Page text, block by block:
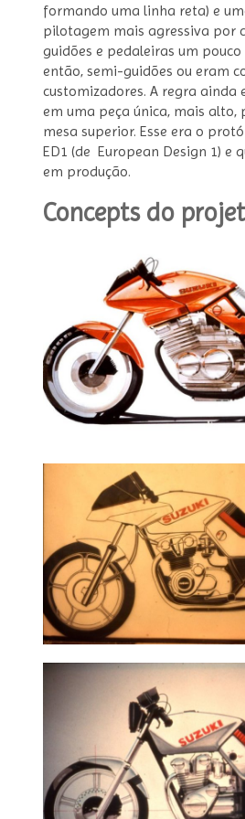
formando uma linha reta) e
pilotagem mais agressiva por
guidões e pedaleiras um pouco
então, semi-guidões ou eram
customizadores. A regra ainda
em uma peça única, mais alto,
mesa superior. Esse era o
ED1 (de European Design 1) e
em produção.
Concepts do